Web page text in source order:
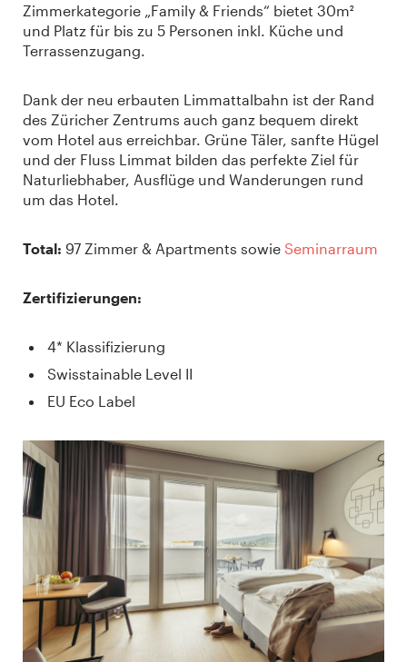
Zimmerkategorie „Family & Friends“ bietet 30m²
und Platz für bis zu 5 Personen inkl. Küche und
Terrassenzugang.
Dank der neu erbauten Limmattalbahn ist der Rand
des Züricher Zentrums auch ganz bequem direkt
vom Hotel aus erreichbar. Grüne Täler, sanfte Hügel
und der Fluss Limmat bilden das perfekte Ziel für
Naturliebhaber, Ausflüge und Wanderungen rund
um das Hotel.
Total: 97 Zimmer & Apartments sowie Seminarraum
Zertifizierungen:
4* Klassifizierung
Swisstainable Level II
EU Eco Label